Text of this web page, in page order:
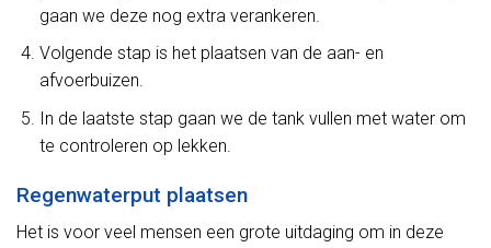
gaan we deze nog extra verankeren.
Volgende stap is het plaatsen van de aan- en
afvoerbuizen.
In de laatste stap gaan we de tank vullen met water om
te controleren op lekken.
Regenwaterput plaatsen
Het is voor veel mensen een grote uitdaging om in deze